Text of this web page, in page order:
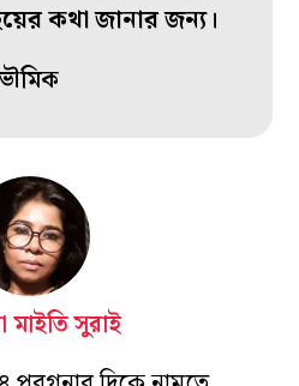
কথা জানার জন্য।
মাইতি সুরাই